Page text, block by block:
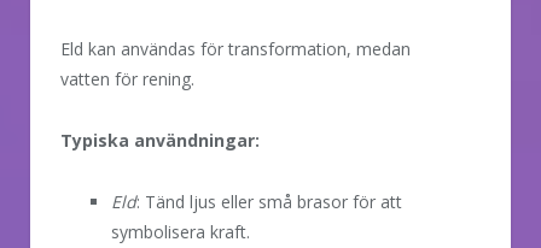
Eld kan användas för transformation, medan
vatten för rening.
Typiska användningar:
Eld: Tänd ljus eller små brasor för att
symbolisera kraft.